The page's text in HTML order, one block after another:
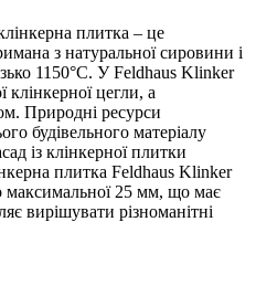
плитка – це
з натуральної сировини і
1150°C. У Feldhaus Klinker
клінкерної цегли, а
Природні ресурси
будівельного матеріалу
із клінкерної плитки
плитка Feldhaus Klinker
максимальної 25 мм, що має
вирішувати різноманітні